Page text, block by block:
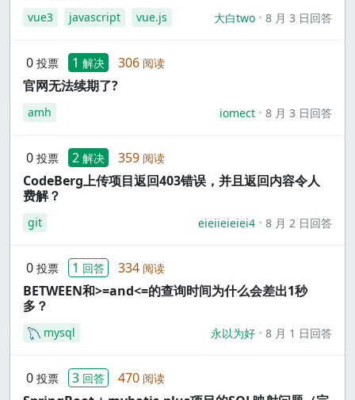
vue3 javascript vue.js 大白two 8 月 3 日回答
0 投票 1 解决 306 阅读
官网无法续期了?
amh iomect 8 月 3 日回答
0 投票 2 解决 359 阅读
CodeBerg上传项目返回403错误，并且返回内容令人
费解？
git eieiieieiei4 8 月 2 日回答
0 投票 1 回答 334 阅读
BETWEEN和>=and<=的查询时间为什么会差出1秒
多？
mysql 永以为好 8 月 1 日回答
0 投票 3 回答 470 阅读